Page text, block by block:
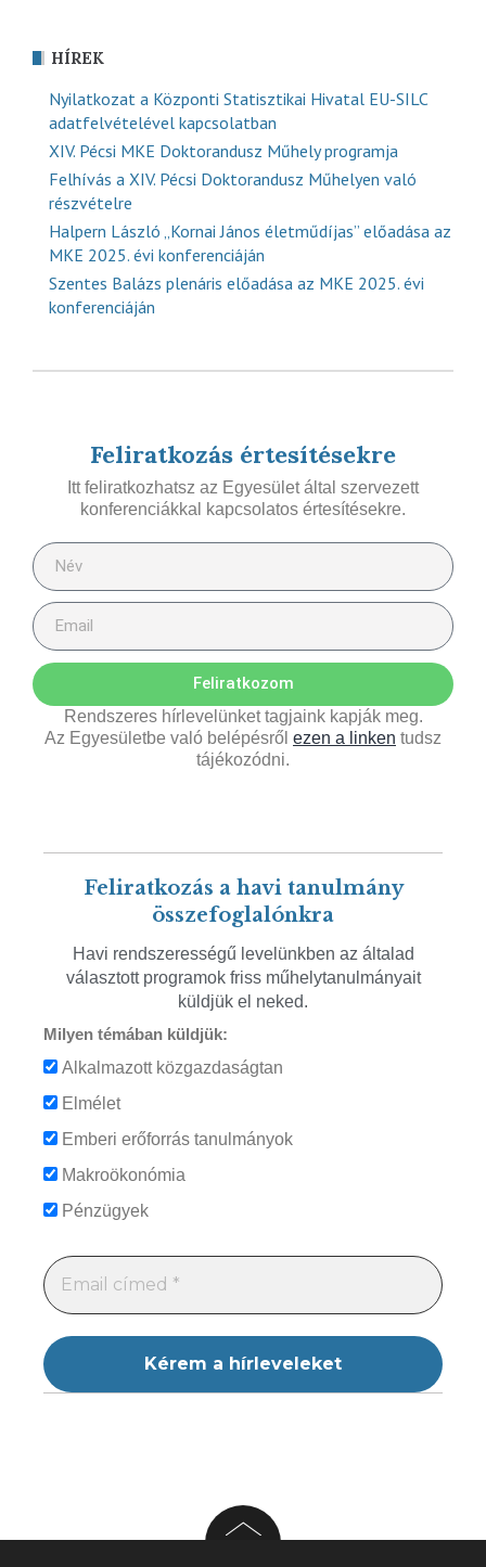
HÍREK
Nyilatkozat a Központi Statisztikai Hivatal EU-SILC
adatfelvételével kapcsolatban
XIV. Pécsi MKE Doktorandusz Műhely programja
Felhívás a XIV. Pécsi Doktorandusz Műhelyen való
részvételre
Halpern László „Kornai János életműdíjas” előadása az
MKE 2025. évi konferenciáján
Szentes Balázs plenáris előadása az MKE 2025. évi
konferenciáján
Feliratkozás értesítésekre
Itt feliratkozhatsz az Egyesület által szervezett
konferenciákkal kapcsolatos értesítésekre.
Feliratkozom
Rendszeres hírlevelünket tagjaink kapják meg.
Az Egyesületbe való belépésről ezen a linken tudsz
tájékozódni.
Feliratkozás a havi tanulmány
összefoglalónkra
Havi rendszerességű levelünkben az általad
választott programok friss műhelytanulmányait
küldjük el neked.
Milyen témában küldjük:
Alkalmazott közgazdaságtan
Elmélet
Emberi erőforrás tanulmányok
Makroökonómia
Pénzügyek